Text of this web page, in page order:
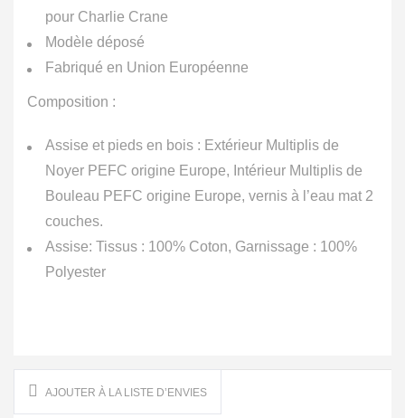
pour Charlie Crane
Modèle déposé
Fabriqué en Union Européenne
Composition :
Assise et pieds en bois : Extérieur Multiplis de
Noyer PEFC origine Europe, Intérieur Multiplis de
Bouleau PEFC origine Europe, vernis à l’eau mat 2
couches.
Assise: Tissus : 100% Coton, Garnissage : 100%
Polyester
AJOUTER À LA LISTE D’ENVIES